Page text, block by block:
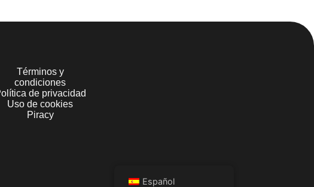
Términos y
condiciones
de privacidad
Uso de cookies
Piracy
Español